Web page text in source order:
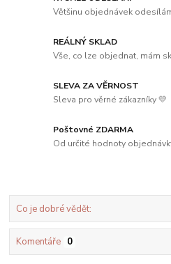
Většinu objednávek
REÁLNÝ SKLAD
Vše, co lze objednat, mám
SLEVA ZA VĚRNOST
Sleva pro věrné zákazníky 💛
Poštovné ZDARMA
Od určité hodnoty
Co je dobré vědět:
Komentáře 0